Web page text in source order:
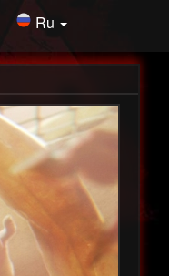
Ru